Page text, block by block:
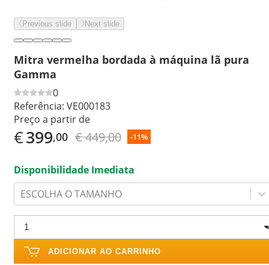
Previous slide Next slide
Mitra vermelha bordada à máquina lã pura
Gamma
0
Referência: VE000183
Preço a partir de
€399,00 € 449,00 -11%
Disponibilidade Imediata
ESCOLHA O TAMANHO
ADICIONAR AO CARRINHO